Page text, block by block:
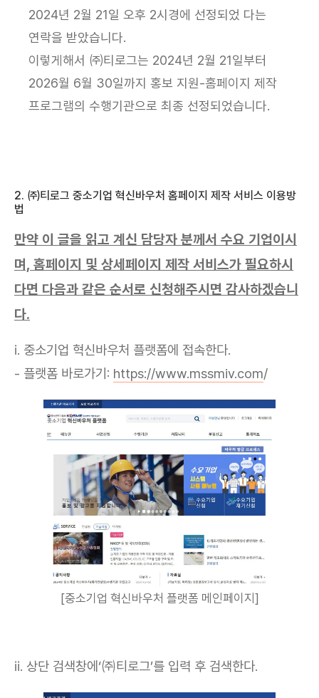
2024년 2월 21일 오후 2시경에 선정되었 다는
연락을 받았습니다.
이렇게해서 ㈜티로그는 2024년 2월 21일부터
2026월 6월 30일까지 홍보 지원-홈페이지 제작
프로그램의 수행기관으로 최종 선정되었습니다.
2. ㈜티로그 중소기업 혁신바우처 홈페이지 제작 서비스 이용방
법
만약 이 글을 읽고 계신 담당자 분께서 수요 기업이시
며, 홈페이지 및 상세페이지 제작 서비스가 필요하시
다면 다음과 같은 순서로 신청해주시면 감사하겠습니
다.
ⅰ. 중소기업 혁신바우처 플랫폼에 접속한다.
- 플랫폼 바로가기: https://www.mssmiv.com/
[중소기업 혁신바우처 플랫폼 메인페이지]
ⅱ. 상단 검색창에‘㈜티로그’를 입력 후 검색한다.